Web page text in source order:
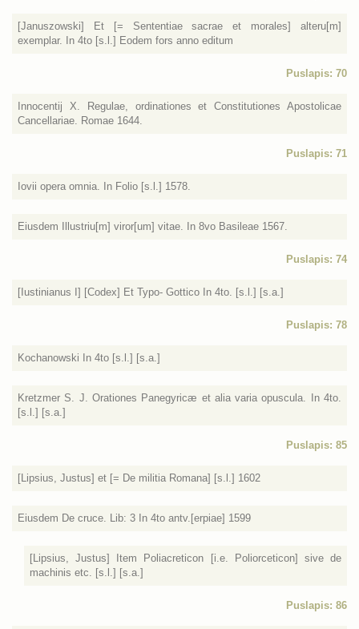
[Januszowski] Et [= Sententiae sacrae et morales] alteru[m]
exemplar. In 4to [s.l.] Eodem fors anno editum
Puslapis: 70
Innocentij X. Regulae, ordinationes et Constitutiones Apostolicae
Cancellariae. Romae 1644.
Puslapis: 71
Iovii opera omnia. In Folio [s.l.] 1578.
Eiusdem Illustriu[m] viror[um] vitae. In 8vo Basileae 1567.
Puslapis: 74
[Iustinianus I] [Codex] Et Typo- Gottico In 4to. [s.l.] [s.a.]
Puslapis: 78
Kochanowski In 4to [s.l.] [s.a.]
Kretzmer S. J. Orationes Panegyricæ et alia varia opuscula. In 4to.
[s.l.] [s.a.]
Puslapis: 85
[Lipsius, Justus] et [= De militia Romana] [s.l.] 1602
Eiusdem De cruce. Lib: 3 In 4to antv.[erpiae] 1599
[Lipsius, Justus] Item Poliacreticon [i.e. Poliorceticon] sive de
machinis etc. [s.l.] [s.a.]
Puslapis: 86